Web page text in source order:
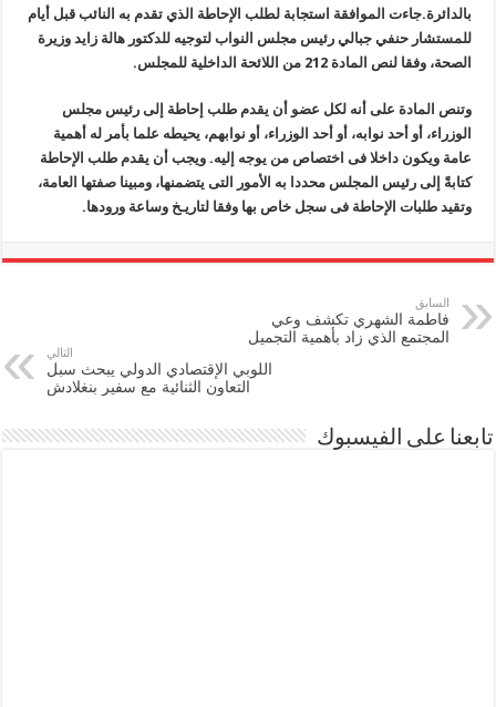
بالدائرة.جاءت الموافقة استجابة لطلب الإحاطة الذي تقدم به النائب قبل أيام
للمستشار حنفي جبالي رئيس مجلس النواب لتوجيه للدكتور هالة زايد وزيرة
الصحة، وفقا لنص المادة 212 من اللائحة الداخلية للمجلس.
وتنص المادة على أنه لكل عضو أن يقدم طلب إحاطة إلى رئيس مجلس
الوزراء، أو أحد نوابه، أو أحد الوزراء، أو نوابهم، يحيطه علما بأمر له أهمية
عامة ويكون داخلا فى اختصاص من يوجه إليه. ويجب أن يقدم طلب الإحاطة
كتابةً إلى رئيس المجلس محددا به الأمور التى يتضمنها، ومبينا صفتها العامة،
وتقيد طلبات الإحاطة فى سجل خاص بها وفقا لتاريـخ وساعة ورودها.
السابق
فاطمة الشهري تكشف وعي
المجتمع الذي زاد بأهمية التجميل
التالي
اللوبي الإقتصادي الدولي يبحث سبل
التعاون الثنائية مع سفير بنغلادش
تابعنا على الفيسبوك